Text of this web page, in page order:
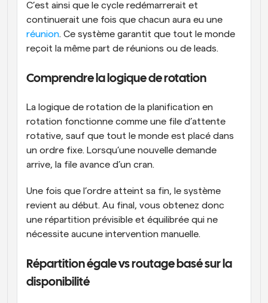
C’est ainsi que le cycle redémarrerait et
réunion. Ce système garantit que tout le monde
reçoit la même part de réunions ou de leads.
Comprendre la logique de rotation
La logique de rotation de la planification en
rotation fonctionne comme une file d’attente
rotative, sauf que tout le monde est placé dans
un ordre fixe. Lorsqu’une nouvelle demande
arrive, la file avance d’un cran.
Une fois que l’ordre atteint sa fin, le système
revient au début. Au final, vous obtenez donc
une répartition prévisible et équilibrée qui ne
nécessite aucune intervention manuelle.
Répartition égale vs routage basé sur la
disponibilité